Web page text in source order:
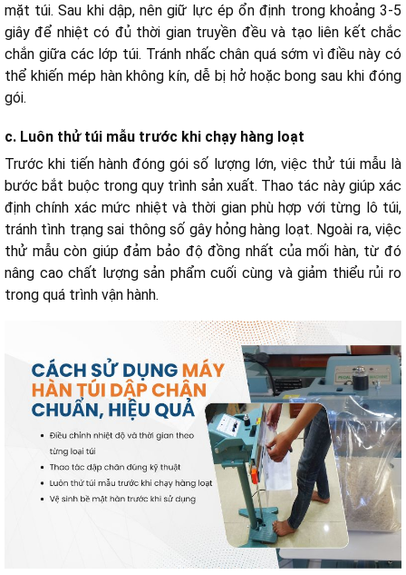
mặt túi. Sau khi dập, nên giữ lực ép ổn định trong khoảng 3-5
giây để nhiệt có đủ thời gian truyền đều và tạo liên kết chắc
chắn giữa các lớp túi. Tránh nhấc chân quá sớm vì điều này có
thể khiến mép hàn không kín, dễ bị hở hoặc bong sau khi đóng
gói.
c. Luôn thử túi mẫu trước khi chạy hàng loạt
Trước khi tiến hành đóng gói số lượng lớn, việc thử túi mẫu là
bước bắt buộc trong quy trình sản xuất. Thao tác này giúp xác
định chính xác mức nhiệt và thời gian phù hợp với từng lô túi,
tránh tình trạng sai thông số gây hỏng hàng loạt. Ngoài ra, việc
thử mẫu còn giúp đảm bảo độ đồng nhất của mối hàn, từ đó
nâng cao chất lượng sản phẩm cuối cùng và giảm thiểu rủi ro
trong quá trình vận hành.